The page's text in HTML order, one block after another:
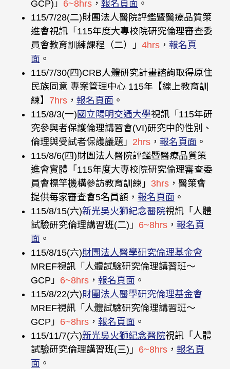
GCP)」 6~8hrs ， 報名頁面 。
115/7/28(二)財團法人醫院評鑑暨醫療品質策
進會視訊「115年度大專校院研究倫理審查委
員會教育訓練課程（二）」 4hrs ， 報名頁
面 。
115/7/30(四)CRB人體研究計畫諮詢取得原住
民族同意 專案管理中心 115年【線上教育訓
練】 7hrs ， 報名頁面 。
115/8/3(一)國立陽明交通大學視訊「115年研
究參與者保護倫理講習會(VI)研究中的性別、
倫理與受試者保護議題」 2hrs ， 報名頁面 。
115/8/6(四)財團法人醫院評鑑暨醫療品質策
進會實體「115年度大專校院研究倫理審查委
員會標竿機構參訪教育訓練」 3hrs ，醫策會
提供每家審查會5名員額， 報名頁面 。
115/8/15(六)新光吳火獅紀念醫院視訊「人體
試驗研究倫理講習班(二)」 6~8hrs ， 報名頁
面 。
115/8/15(六)財團法人醫學研究倫理基金會
MREF視訊「人體試驗研究倫理講習班〜
GCP」 6~8hrs ， 報名頁面 。
115/8/22(六)財團法人醫學研究倫理基金會
MREF視訊「人體試驗研究倫理講習班〜
GCP」 6~8hrs ， 報名頁面 。
115/11/7(六)新光吳火獅紀念醫院視訊「人體
試驗研究倫理講習班(三)」 6~8hrs ， 報名頁
面 。